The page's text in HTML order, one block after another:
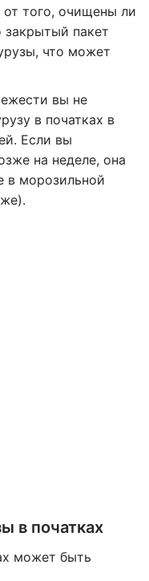
того, очищены ли
закрытый пакет
что может
вы не
в початках в
Если вы
на неделе, она
в морозильной
в початках
может быть